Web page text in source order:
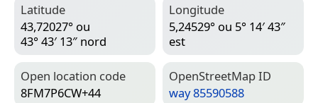
Latitude
43,72027° ou
43° 43′ 13″ nord
Longitude
5,24529° ou 5° 14′ 43″
est
Open location code
8FM7P6CW+44
Open­Street­Map ID
way 85590588